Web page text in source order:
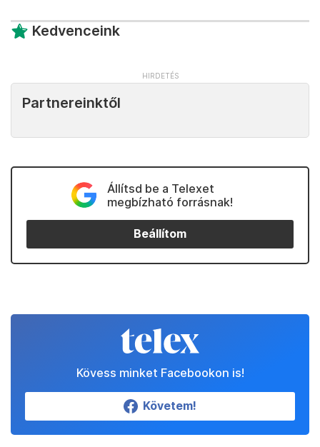
Kedvenceink
Partnereinktől
Állítsd be a Telexet
megbízható forrásnak!
Beállítom
Kövess minket Facebookon is!
Követem!